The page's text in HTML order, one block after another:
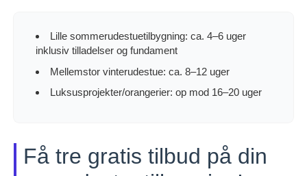
Lille sommerudestuetilbygning: ca. 4–6 uger
inklusiv tilladelser og fundament
Mellemstor vinterudestue: ca. 8–12 uger
Luksusprojekter/orangerier: op mod 16–20 uger
Få tre gratis tilbud på din